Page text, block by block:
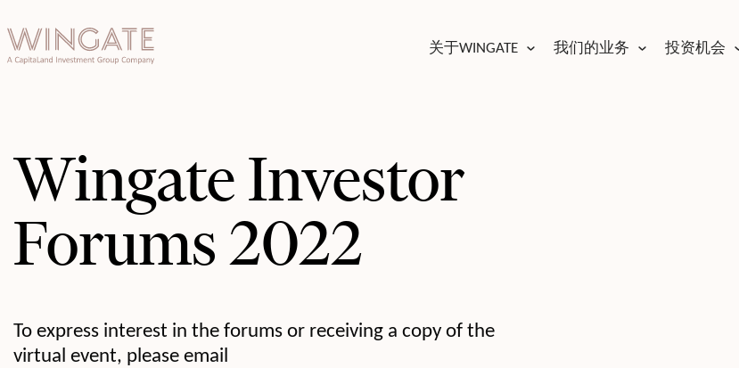
Toggle menu
Toggle menu
户
关于WINGATE 我们的业务 投资机会
Wingate Investor
Forums 2022
To express interest in the forums or receiving a copy of the
virtual event, please email